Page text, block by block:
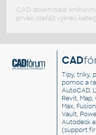
CAD download:
prvek stafáž výkres
CAD
Tipy, triky,
pomoc a
AutoCAD,
Revit, Map,
Max,
Vault,
Autodesk
(support